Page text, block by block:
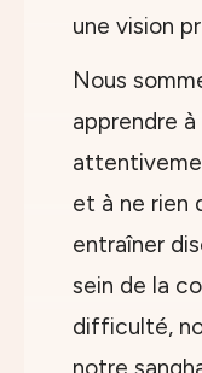
une vision
Nous
apprendre
et à ne rien
entraîner
sein de la
difficulté,